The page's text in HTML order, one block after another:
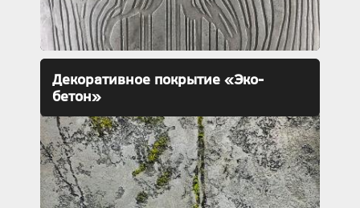
Декоративное покрытие «Эко-
бетон»